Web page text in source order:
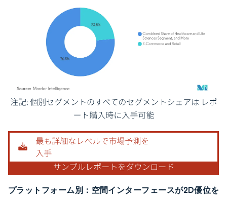
画像 © Mordor Intelligence。再利用にはCC BY 4.0の表示が必要です。
プラットフォーム別：空間インターフェースが2D優位を